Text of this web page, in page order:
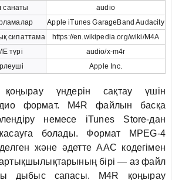
санаты
audio
Apple iTunes GarageBand Audacity
сипаттама
https://en.wikipedia.org/wiki/M4A
түрі
audio/x-m4r
Apple Inc.
қоңырау үндерін сақтау үшін
формат. M4R файлын басқа
немесе iTunes Store-дан
болады. Формат MPEG-4
және әдетте AAC кодегімен
бірі — аз файл
дыбыс сапасы. M4R қоңырау